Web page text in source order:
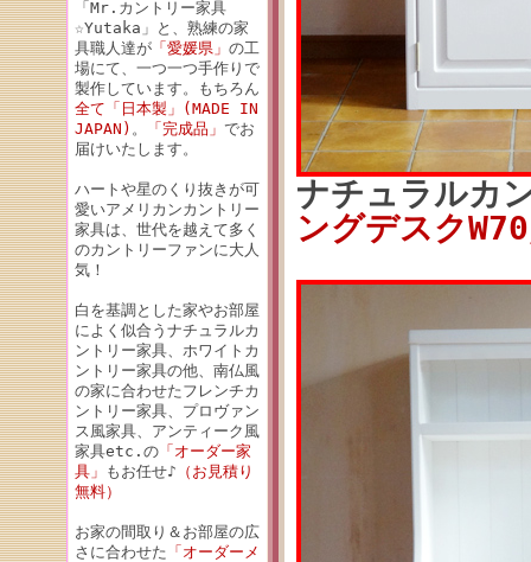
「Mr.カントリー家具
☆Yutaka」と、熟練の家
具職人達が「愛媛県」 の工
場にて、一つ一つ手作りで
製作しています。もちろん
全て「日本製」(MADE IN
JAPAN) 。 「完成品」 でお
届けいたします。
ハートや星のくり抜きが可
愛いアメリカンカントリー
家具は、世代を越えて多く
のカントリーファンに大人
気！
白を基調とした家やお部屋
によく似合うナチュラルカ
ントリー家具、ホワイトカ
ントリー家具の他、南仏風
の家に合わせたフレンチカ
ントリー家具、プロヴァン
ス風家具、アンティーク風
家具etc.の「オーダー家
具」 もお任せ♪ （お見積り
無料）
お家の間取り＆お部屋の広
さに合わせた 「オーダーメ
ナチュラルカ
ングデスク